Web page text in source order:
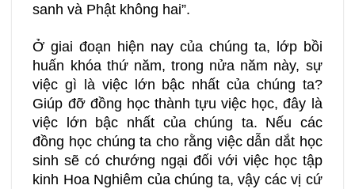
sanh và Phật không hai”.
Ở giai đoạn hiện nay của chúng ta, lớp bồi
huấn khóa thứ năm, trong nửa năm này, sự
việc gì là việc lớn bậc nhất của chúng ta?
Giúp đỡ đồng học thành tựu việc học, đây là
việc lớn bậc nhất của chúng ta. Nếu các
đồng học chúng ta cho rằng việc dẫn dắt học
sinh sẽ có chướng ngại đối với việc học tập
kinh Hoa Nghiêm của chúng ta, vậy các vị cứ